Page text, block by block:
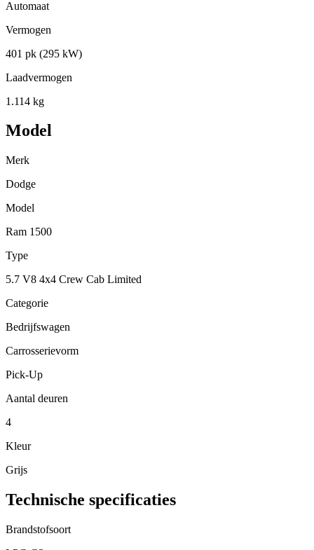
Automaat
Vermogen
401 pk (295 kW)
Laadvermogen
1.114 kg
Model
Merk
Dodge
Model
Ram 1500
Type
5.7 V8 4x4 Crew Cab Limited
Categorie
Bedrijfswagen
Carrosserievorm
Pick-Up
Aantal deuren
4
Kleur
Grijs
Technische specificaties
Brandstofsoort